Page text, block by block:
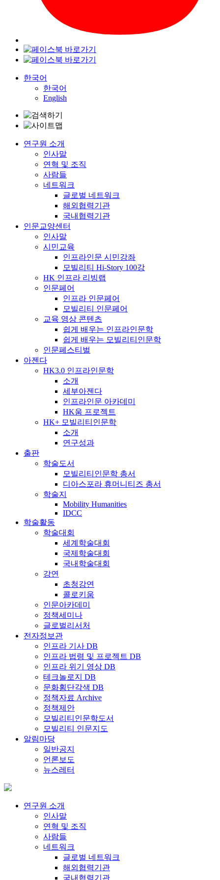
한국어
한국어
English
연구원 소개
인사말
연혁 및 조직
사람들
네트워크
글로벌 네트워크
해외협력기관
국내협력기관
인문교양센터
인사말
시민교육
인프라인문 시민강좌
모빌리티 Hi-Story 100강
HK 인프라 리빙랩
인문페어
인프라 인문페어
모빌리티 인문페어
교육 영상 콘텐츠
쉽게 배우는 인프라인문학
쉽게 배우는 모빌리티인문학
인문페스티벌
아젠다
HK3.0 인프라인문학
소개
세부아젠다
인프라인문 아카데미
HK움 프로젝트
HK+ 모빌리티인문학
소개
연구성과
출판
학술도서
모빌리티인문학 총서
디아스포라 휴머니티즈 총서
학술지
Mobility Humanities
IDCC
학술활동
학술대회
세계학술대회
국제학술대회
국내학술대회
강연
초청강연
콜로키움
인문아카데미
정책세미나
글로벌리서처
전자정보관
인프라 기사 DB
인프라 법령 및 프로젝트 DB
인프라 위기 영상 DB
테크놀로지 DB
문화횡단각색 DB
정책자료 Archive
정책제안
모빌리티인문학도서
모빌리티 인문지도
알림마당
일반공지
언론보도
뉴스레터
연구원 소개
인사말
연혁 및 조직
사람들
네트워크
글로벌 네트워크
해외협력기관
국내협력기관